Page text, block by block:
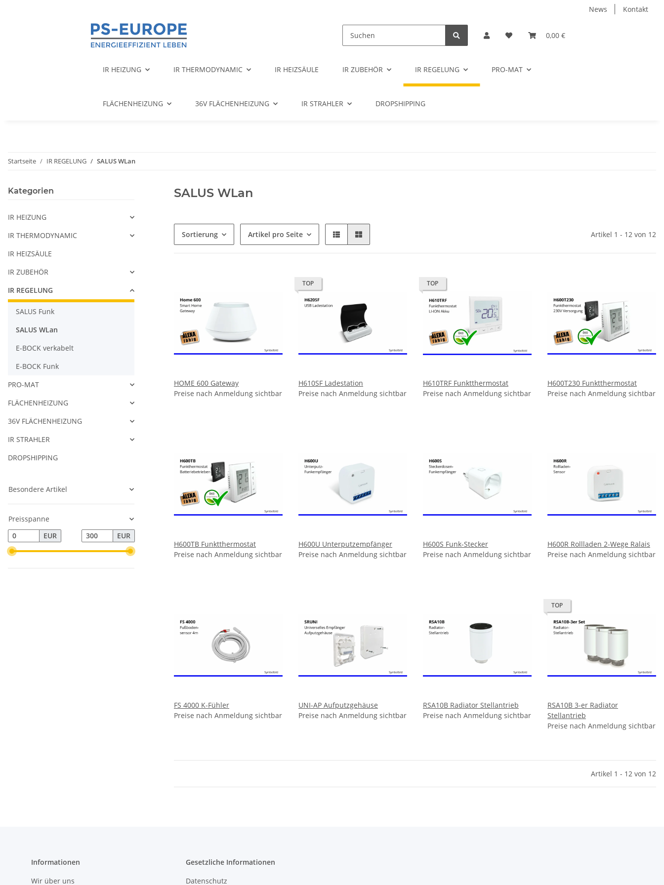
News Kontakt
0,00 €
IR HEIZUNG IR THERMODYNAMIC IR HEIZSÄULE IR ZUBEHÖR IR REGELUNG PRO-MAT
FLÄCHENHEIZUNG 36V FLÄCHENHEIZUNG IR STRAHLER DROPSHIPPING
Startseite IR REGELUNG SALUS WLan
SALUS WLan
Sortierung Artikel pro Seite Artikel 1 - 12 von 12
HOME 600 Gateway
Preise nach Anmeldung sichtbar
TOP
H610SF Ladestation
Preise nach Anmeldung sichtbar
TOP
H610TRF Funktthermostat
Preise nach Anmeldung sichtbar
H600T230 Funktthermostat
Preise nach Anmeldung sichtbar
H600TB Funktthermostat
Preise nach Anmeldung sichtbar
H600U Unterputzempfänger
Preise nach Anmeldung sichtbar
H600S Funk-Stecker
Preise nach Anmeldung sichtbar
H600R Rollladen 2-Wege Ralais
Preise nach Anmeldung sichtbar
FS 4000 K-Fühler
Preise nach Anmeldung sichtbar
UNI-AP Aufputzgehäuse
Preise nach Anmeldung sichtbar
RSA10B Radiator Stellantrieb
Preise nach Anmeldung sichtbar
TOP
RSA10B 3-er Radiator
Stellantrieb
Preise nach Anmeldung sichtbar
Artikel 1 - 12 von 12
Kategorien
IR HEIZUNG
IR THERMODYNAMIC
IR HEIZSÄULE
IR ZUBEHÖR
IR REGELUNG
SALUS Funk
SALUS WLan
E-BOCK verkabelt
E-BOCK Funk
PRO-MAT
FLÄCHENHEIZUNG
36V FLÄCHENHEIZUNG
IR STRAHLER
DROPSHIPPING
Besondere Artikel
Preisspanne
EUR
EUR
Informationen
Wir über uns
Gesetzliche Informationen
Datenschutz